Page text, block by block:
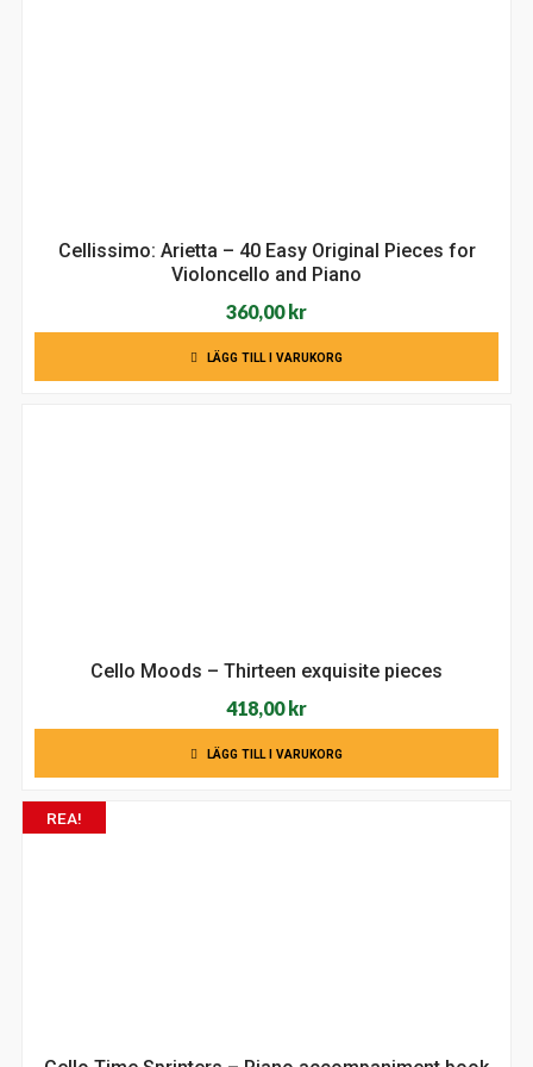
Cellissimo: Arietta – 40 Easy Original Pieces for
Violoncello and Piano
360,00kr
LÄGG TILL I VARUKORG
Cello Moods – Thirteen exquisite pieces
418,00kr
LÄGG TILL I VARUKORG
REA!